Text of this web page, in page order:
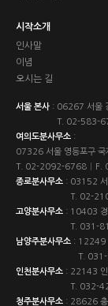
시작소개
인사말
이념
오시는 길
서울 본사 : 06267 서울
T. 02-583-
여의도분사무소 :
07326 서울 영등포구
T. 02-2092-6768 F.
종로분사무소 : 03152 서
T. 02-
고양분사무소 : 10403 경
T. 031-
남양주분사무소 : 12249
T.
인천분사무소 : 22143 인
T. 032-
청주분사무소 : 28626 충